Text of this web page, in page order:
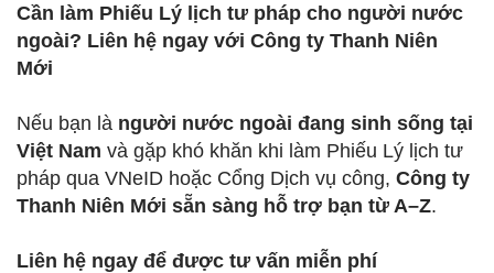
Cần làm Phiếu Lý lịch tư pháp cho người nước
ngoài? Liên hệ ngay với Công ty Thanh Niên
Mới
Nếu bạn là người nước ngoài đang sinh sống tại
Việt Nam và gặp khó khăn khi làm Phiếu Lý lịch tư
pháp qua VNeID hoặc Cổng Dịch vụ công, Công ty
Thanh Niên Mới sẵn sàng hỗ trợ bạn từ A–Z.
Liên hệ ngay để được tư vấn miễn phí